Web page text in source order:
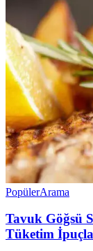
PopülerArama
Tavuk Göğsü
Tüketim